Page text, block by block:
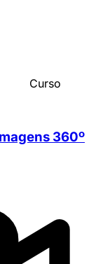
Curso
360º